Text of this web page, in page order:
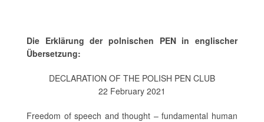
Die Erklärung der polnischen PEN in englischer
Übersetzung:
DECLARATION OF THE POLISH PEN CLUB
22 February 2021
Freedom of speech and thought – fundamental human